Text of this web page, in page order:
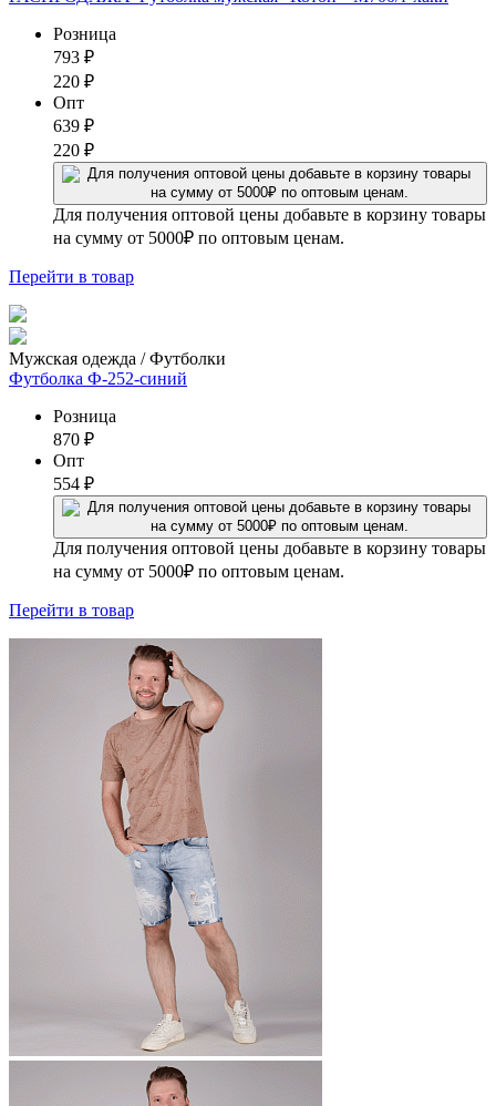
Розница
793 ₽
220 ₽
Опт
639 ₽
220 ₽
Для получения оптовой цены добавьте в корзину товары
на сумму от 5000₽ по оптовым ценам.
Перейти в товар
Мужская одежда / Футболки
Футболка Ф-252-синий
Розница
870 ₽
Опт
554 ₽
Для получения оптовой цены добавьте в корзину товары
на сумму от 5000₽ по оптовым ценам.
Перейти в товар